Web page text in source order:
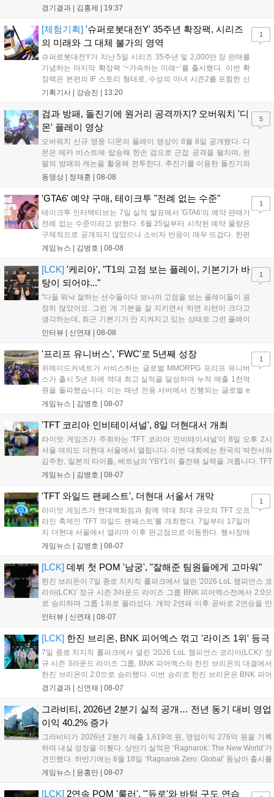
'페인터' 김은후를 투입했지만, 결국 1:2로 패배하고 말았다. T1은
을 빼냈다....
경기결과 | 김홍제 19:37
[체험기획] '슈퍼로봇대전Y' 35주년 확장팩, 시리즈
의 미래와 그 대체 불가의 영역
슈퍼로봇대전Y가 지난 5일 시리즈 35주년 및 2,000만 장 판매를
기념하는 마지막 확장팩 ‘~가속하는 미래~’를 출시했다. 이번 확
장팩은 본편의 IF 스토리 형태로, 수성의 마녀 시즌2를 포함한 신
규 참전작과 크로스오버 합체기를 선보이며 작품을 완결 짓는다.
하는 몰입감 있는 서사와 조합을 구현하며 시리즈의 미래를 향한
새로운 가능성을 제시했다....
기획기사 | 강승진 13:20
1
검과 방패, 돌진기에 원거리 공격까지? 오버워치 '디
몬' 플레이 영상
오버워치 신규 영웅 디몬의 플레이 영상이 8월 8일 공개됐다. 디
몬은 메카 비스트에 탑승해 한손 검으로 근접 공격을 펼치며, 왼
팔의 방패와 캐논을 활용해 전투한다. 추진기를 이용한 돌진기와
참격 형태의 궁극기를 보유했고, 메카 파괴 시 맨몸으로 기관총을
산의 영웅들 업데이트를 통해 정식 출시될 예정이다....
동영상 | 정재훈 08-08
5
'GTA6' 예약 구매, 테이크투 "전례 없는 수준"
테이크투 인터랙티브는 7일 실적 발표에서 'GTA6'의 예약 판매가
전례 없는 수준이라고 밝혔다. 6월 25일부터 시작된 예약 물량은
구체적으로 공개되지 않았으나 소비자 반응이 매우 뜨겁다. 한편
11월 19일 PS5와 Xbox 시리즈 X|S로 정식 출시될 예정이며, 록
상 'Grand Theft Auto VI: An Extended Look'을 최초 공개할 계획
이다....
게임뉴스 | 김병호 08-08
1
[LCK] '케리아', "T1의 고점 보는 플레이, 기본기가 바
탕이 되어야..."
"다들 워낙 잘하는 선수들이다 보니까 고점을 보는 플레이들이 굉
장히 많았어요. 그런 게 기본을 잘 지키면서 하면 리턴이 크다고
생각하는데, 최근 기본기가 안 지켜지고 있는 상태로 그런 플레이
를 추구하다 보니까 팀적으로 안 좋은 사고가 계속 많이 났던 것
LoL 챔피언스 코리아(LCK)'...
인터뷰 | 신연재 08-08
1
'프리프 유니버스', 'FWC'로 5년째 성장
위메이드커넥트가 서비스하는 글로벌 MMORPG 프리프 유니버
스가 출시 5년 차에 역대 최고 실적을 달성하며 누적 매출 1천억
원을 돌파했습니다. 이는 매년 전용 서버에서 진행되는 글로벌 e
스포츠 대회 FWC의 영향이 큽니다. FWC는 이용자가 동일한 조
은 전년 대비 매출과 이용자 지표가 대폭 상승하는 성과를 냈습니
다. 오는 10월 필리핀 마닐라에서 총상금 11만 달러 규모의 제4회
FWC 그랜드 파이널이 개최될 예정이며, 위메이드커넥트는 이를
통해 커뮤니티 중심의 장기 성장 모델을 지속할 방침입니다....
게임뉴스 | 김병호 08-07
1
'TFT 코리아 인비테이셔널', 8일 더현대서 개최
라이엇 게임즈가 주최하는 'TFT 코리아 인비테이셔널'이 8일 오후 2시
서울 여의도 더현대 서울에서 열립니다. 이번 대회에는 한국의 박찬서와
김주한, 일본의 타이틀, 베트남의 YBY1이 출전해 실력을 겨룹니다. TFT
는 소속팀 없이 개인 자격으로 참가하는 독특한 대회 구조를 가지며, 누
17일까지 이어지는 이번 행사는 신규 세트 체험과 공연 등 다양한 즐길
거리를 제공하며, 이후 현대백화점 판교점에서도 행사가 이어질 예정입
니다. 연말에는 라스베이거스 오픈이 개최됩니다....
게임뉴스 | 김병호 08-07
'TFT 와일드 팬페스트', 더현대 서울서 개막
라이엇 게임즈가 현대백화점과 함께 역대 최대 규모의 TFT 오프
라인 축제인 'TFT 와일드 팬페스트'를 개최했다. 7일부터 17일까
지 더현대 서울에서 열리며 이후 판교점으로 이동한다. 행사장에
는 체험, 스페셜, 무대 존이 마련됐으며 8일 오후 2시 인비테이셔
연 등 다채로운 일정이 준비되어 있다. 사전 예약은 조기 마감될
만큼 큰 인기를 끌고 있다....
게임뉴스 | 김병호 08-07
1
[LCK] 데뷔 첫 POM '남궁', "잘해준 팀원들에게 고마워"
한진 브리온이 7일 종로 치지직 롤파크에서 열린 '2026 LoL 챔피언스 코
리아(LCK)' 정규 시즌 3라운드 라이즈 그룹 BNK 피어엑스전에서 2:0으
로 승리하며 그룹 1위로 올라섰다. 개막 2연패 이후 곧바로 2연승을 만
들어내면서 이어질 4라운드에 대한 기대감을 올렸다. 다음은 이날 데뷔
인터뷰 | 신연재 08-07
[LCK] 한진 브리온, BNK 피어엑스 꺾고 '라이즈 1위' 등극
7일 종로 치지직 롤파크에서 열린 '2026 LoL 챔피언스 코리아(LCK)' 정
규 시즌 3라운드 라이즈 그룹, BNK 피어엑스와 한진 브리온의 대결에서
한진 브리온이 2:0으로 승리했다. 이번 승리로 한진 브리온은 BNK 피어
엑스를 제치고 라이즈 그룹 1위로 올라섰다. 1세트, 한진 브리온이 '로머'
경기결과 | 신연재 08-07
그라비티, 2026년 2분기 실적 공개… 전년 동기 대비 영업
이익 40.2% 증가
그라비티가 2026년 2분기 매출 1,619억 원, 영업이익 276억 원을 기록
하며 내실 성장을 이뤘다. 상반기 실적은 ‘Ragnarok: The New World’가
견인했다. 하반기에는 8월 18일 ‘Ragnarok Zero: Global’ 동남아 출시를
시작으로 9월 3일 ‘달려라 헤베레케 EX’, 9월 22일 ‘갈바테인’ 등 다양한
이’ 출시가 예정돼 있으며, 2027년에는 ‘Ragnarok 3’ 등 대작을 글로벌
게임뉴스 | 윤홍만 08-07
[LCK] 2연속 POM '룰러', "'듀로'와 바텀 구도 연습